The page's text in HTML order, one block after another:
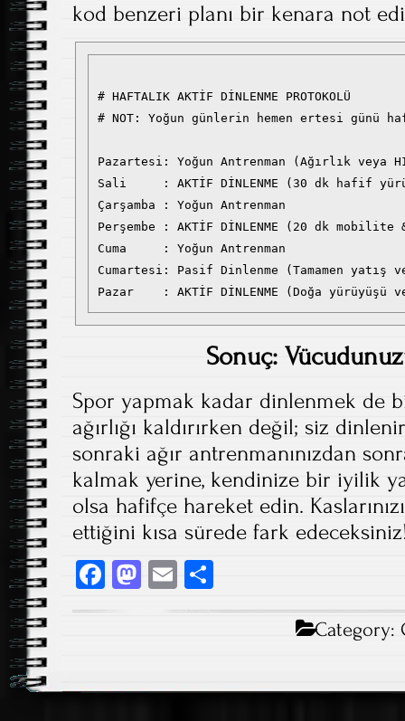
kod benzeri planı bir kenara not
# HAFTALIK AKTİF DİNLENME PROTOKOLÜ
# NOT: Yoğun günlerin hemen ertesi günü
Pazartesi: Yoğun Antrenman (Ağırlık veya
Sali     : AKTİF DİNLENME (30 dk hafif
Çarşamba : Yoğun Antrenman
Perşembe : AKTİF DİNLENME (20 dk
Cuma     : Yoğun Antrenman
Cumartesi: Pasif Dinlenme (Tamamen yatış
Sonuç:
Spor yapmak kadar dinlenmek de
ağırlığı kaldırırken değil; siz
sonraki ağır antrenmanınızdan
kalmak yerine, kendinize bir iyilik
olsa hafifçe hareket edin.
ettiğini kısa sürede fark
Fa
ce
ok
M
o
E
m ha
Category: